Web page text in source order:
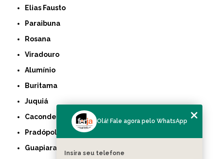
Elias Fausto
Paraibuna
Rosana
Viradouro
Alumínio
Buritama
Juquiá
Caconde
Pradópolis
Guapiara
Olá! Fale agora pelo WhatsApp
Insira seu telefone